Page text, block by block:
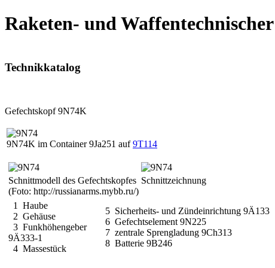
Raketen- und
Technikkatalog
Gefechtskopf 9N74K
9N74K im Container 9Ja251 auf9T114
Schnittmodell des Gefechtskopfes
(Foto: http://russianarms.mybb.ru/)
Schnittzeichnung
1 Haube
2 Gehäuse
3 Funkhöhengeber
9Ä333-1
4 Massestück
5 Sicherheits- und Zündeinrichtung 9Ä133
6 Gefechtselement 9N225
7 zentrale Sprengladung 9Ch313
8 Batterie 9B246